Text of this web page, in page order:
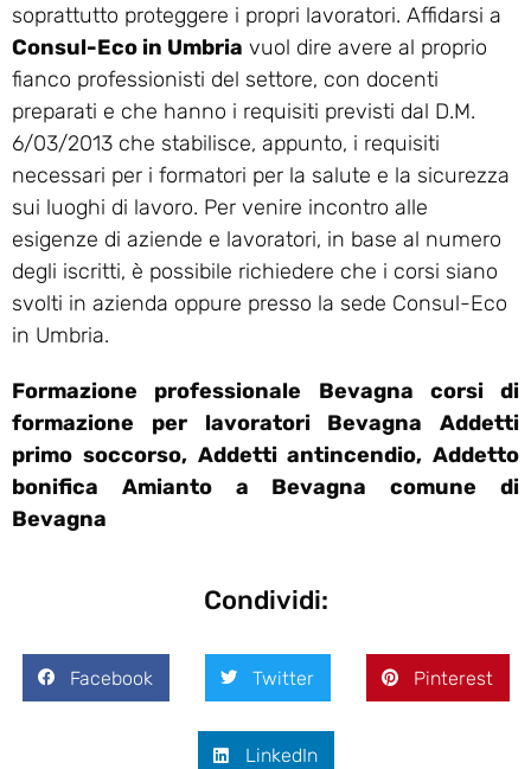
soprattutto proteggere i propri lavoratori. Affidarsi a
Consul-Eco in Umbria vuol dire avere al proprio
fianco professionisti del settore, con docenti
preparati e che hanno i requisiti previsti dal D.M.
6/03/2013 che stabilisce, appunto, i requisiti
necessari per i formatori per la salute e la sicurezza
sui luoghi di lavoro. Per venire incontro alle
esigenze di aziende e lavoratori, in base al numero
degli iscritti, è possibile richiedere che i corsi siano
svolti in azienda oppure presso la sede Consul-Eco
in Umbria.
Formazione professionale Bevagna corsi di
formazione per lavoratori Bevagna Addetti
primo soccorso, Addetti antincendio, Addetto
bonifica Amianto a Bevagna comune di
Bevagna
Condividi:
Facebook Twitter Pinterest
LinkedIn